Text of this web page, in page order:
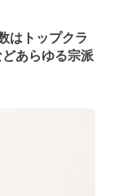
はトップクラ
あらゆる宗派